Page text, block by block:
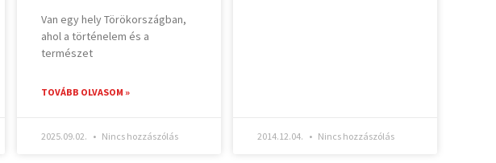
Van egy hely Törökországban,
ahol a történelem és a
természet
TOVÁBB OLVASOM »
2025.09.02. Nincs hozzászólás 2014.12.04. Nincs hozzászólás